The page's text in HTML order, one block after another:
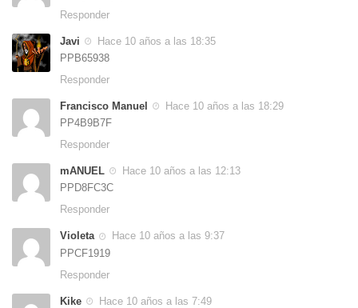
Responder
Javi
Hace 10 años a las 18:35
PPB65938
Responder
Francisco Manuel
Hace 10 años a las 18:29
PP4B9B7F
Responder
mANUEL
Hace 10 años a las 12:13
PPD8FC3C
Responder
Violeta
Hace 10 años a las 9:37
PPCF1919
Responder
Kike
Hace 10 años a las 7:49